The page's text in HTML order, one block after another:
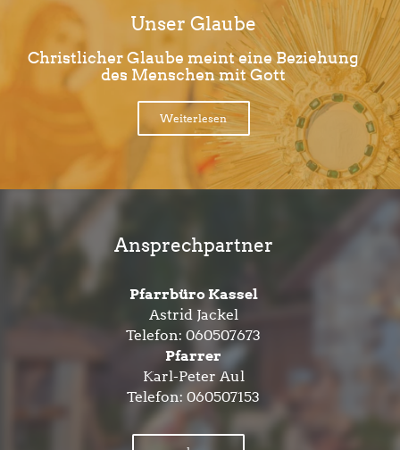
Unser Glaube
Christlicher Glaube meint eine Beziehung
des Menschen mit Gott
Weiterlesen
Ansprechpartner
Pfarrbüro Kassel
Astrid Jackel
Telefon: 060507673
Pfarrer
Karl-Peter Aul
Telefon: 060507153